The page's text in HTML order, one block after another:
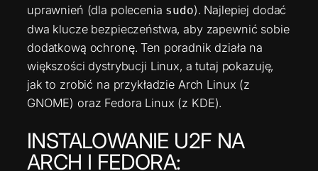
uprawnień (dla polecenia sudo). Najlepiej dodać
dwa klucze bezpieczeństwa, aby zapewnić sobie
dodatkową ochronę. Ten poradnik działa na
większości dystrybucji Linux, a tutaj pokazuję,
jak to zrobić na przykładzie Arch Linux (z
GNOME) oraz Fedora Linux (z KDE).
INSTALOWANIE U2F NA
ARCH I FEDORA: